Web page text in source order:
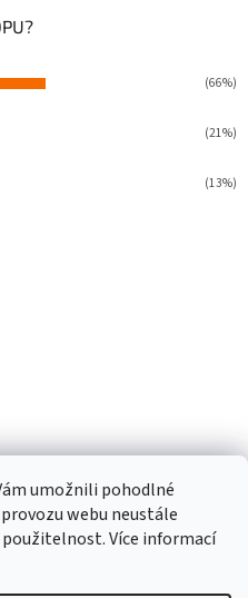
umožnili pohodlné
webu neustále
Více informací
(66%)
(21%)
(13%)